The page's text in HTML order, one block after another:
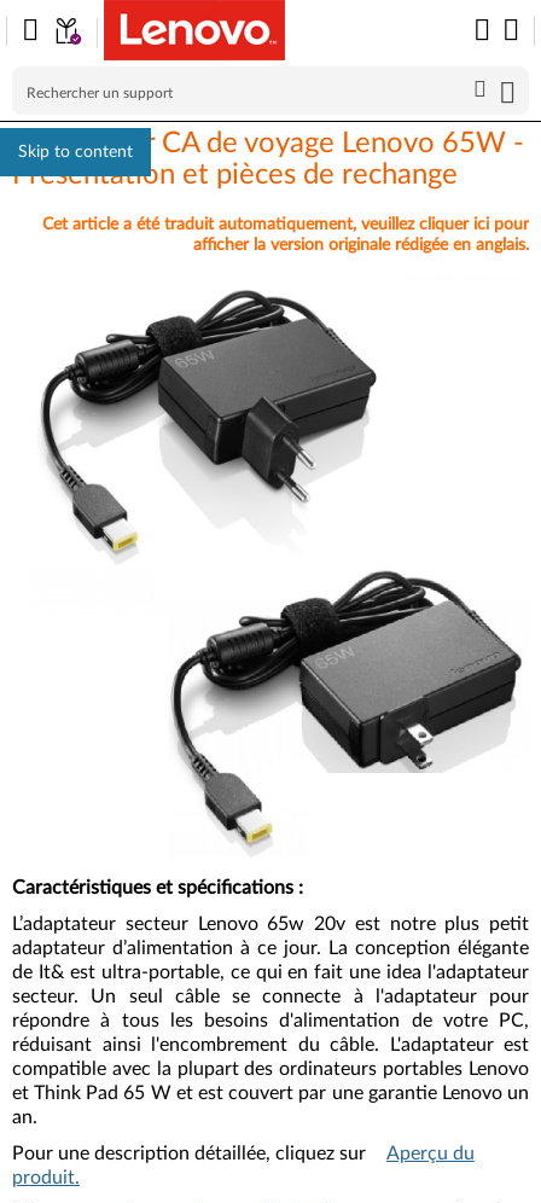
Skip to content
Adaptateur CA de voyage Lenovo 65W -
Présentation et pièces de rechange
Cet article a été traduit automatiquement, veuillez cliquer ici pour
afficher la version originale rédigée en anglais.
Caractéristiques et spécifications :
L’adaptateur secteur Lenovo 65w 20v est notre plus petit
adaptateur d’alimentation à ce jour. La conception élégante
de It& est ultra-portable, ce qui en fait une idea l'adaptateur
secteur. Un seul câble se connecte à l'adaptateur pour
répondre à tous les besoins d'alimentation de votre PC,
réduisant ainsi l'encombrement du câble. L'adaptateur est
compatible avec la plupart des ordinateurs portables Lenovo
et Think Pad 65 W et est couvert par une garantie Lenovo un
an.
Pour une description détaillée, cliquez sur
Aperçu du
produit.